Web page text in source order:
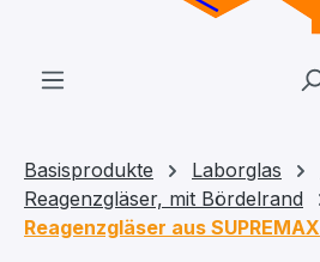
Basisprodukte Laborglas
Reagenzgläser, mit Bördelrand
Reagenzgläser aus SUPREMAX